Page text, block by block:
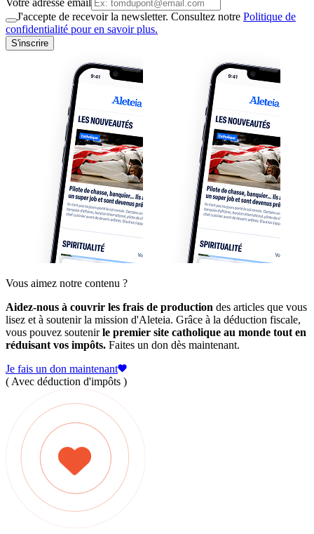
J'accepte de recevoir la newsletter. Consultez notre Politique de
confidentialité pour en savoir plus.
S'inscrire
Vous aimez notre contenu ?
Aidez-nous à couvrir les frais de production des articles que vous
lisez et à soutenir la mission d'Aleteia. Grâce à la déduction fiscale,
vous pouvez soutenirle premier site catholique au monde tout en
réduisant vos impôts. Faites un don dès maintenant.
Je fais un don maintenant
( Avec déduction d'impôts )